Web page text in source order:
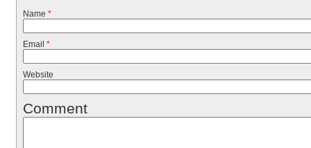
Name *
Email *
Website
Comment